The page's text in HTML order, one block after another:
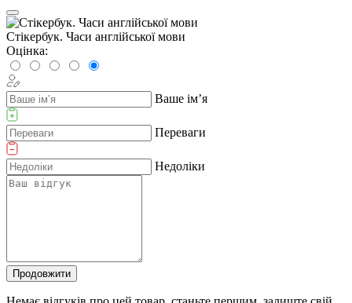
Стікербук. Часи англійської мови
Оцінка:
Ваше ім’я
Переваги
Недоліки
Продовжити